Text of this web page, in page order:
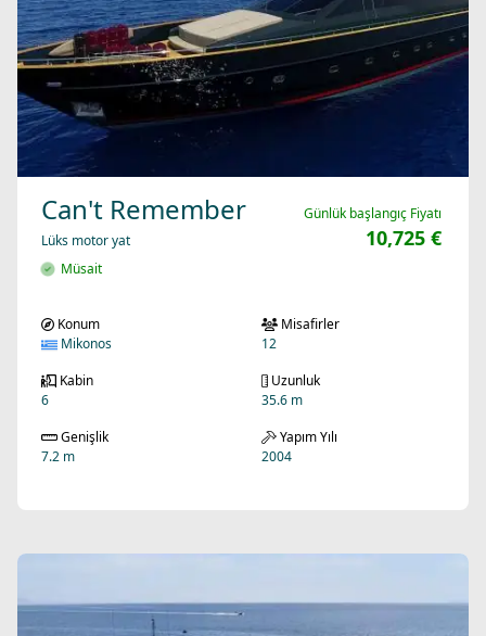
Can't Remember
Lüks motor yat
Müsait
Günlük başlangıç Fiyatı
10,725 €
Konum
Mikonos
Misafirler
12
Kabin
6
Uzunluk
35.6 m
Genişlik
7.2 m
Yapım Yılı
2004